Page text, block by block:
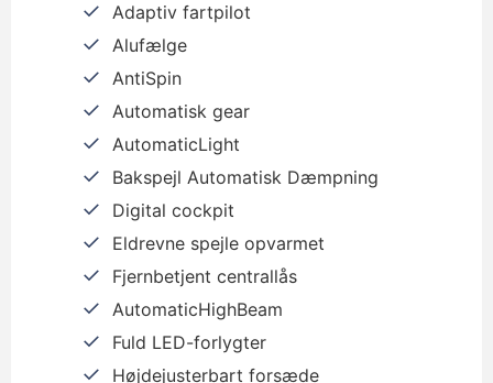
Adaptiv fartpilot
Alufælge
AntiSpin
Automatisk gear
AutomaticLight
Bakspejl Automatisk Dæmpning
Digital cockpit
Eldrevne spejle opvarmet
Fjernbetjent centrallås
AutomaticHighBeam
Fuld LED-forlygter
Højdejusterbart forsæde